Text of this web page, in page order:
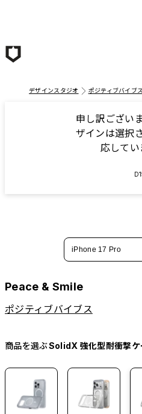
デザインスタジオ ポジティブバイブス
申し訳ござい
ザインは選択
応してい
iPhone 17 Pro
Peace & Smile
ポジティブバイブス
商品を選ぶSolidX 強化型耐衝撃ケ